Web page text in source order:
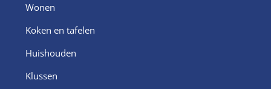
Wonen
Koken en tafelen
Huishouden
Klussen